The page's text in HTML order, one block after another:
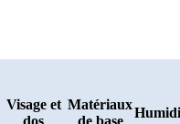
Visage et
dos
Matériaux
de base